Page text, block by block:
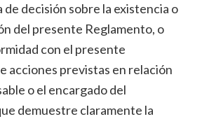
de decisión sobre la existencia o
del presente Reglamento, o
con el presente
acciones previstas en relación
o el encargado del
demuestre claramente la